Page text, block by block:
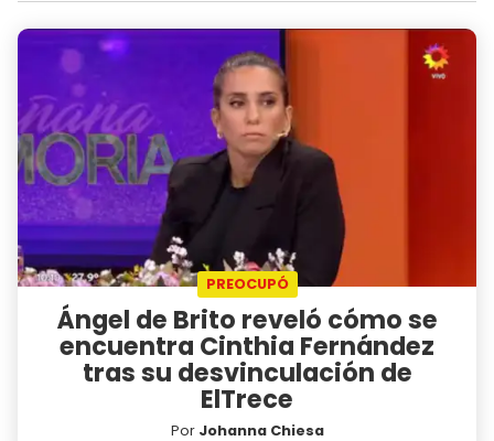
PREOCUPÓ
Ángel de Brito reveló cómo se
encuentra Cinthia Fernández
tras su desvinculación de
ElTrece
Por Johanna Chiesa